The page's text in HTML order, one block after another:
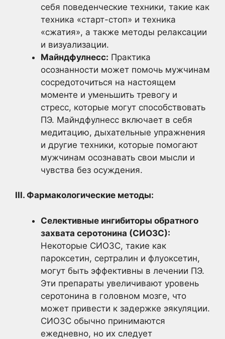
себя поведенческие техники, такие как
техника «старт-стоп» и техника
«сжатия», а также методы релаксации
и визуализации.
Майндфулнесс: Практика
осознанности может помочь мужчинам
сосредоточиться на настоящем
моменте и уменьшить тревогу и
стресс, которые могут способствовать
ПЭ. Майндфулнесс включает в себя
медитацию, дыхательные упражнения
и другие техники, которые помогают
мужчинам осознавать свои мысли и
чувства без осуждения.
III. Фармакологические методы:
Селективные ингибиторы обратного
захвата серотонина (СИОЗС):
Некоторые СИОЗС, такие как
пароксетин, сертралин и флуоксетин,
могут быть эффективны в лечении ПЭ.
Эти препараты увеличивают уровень
серотонина в головном мозге, что
может привести к задержке эякуляции.
СИОЗС обычно принимаются
ежедневно, но их следует